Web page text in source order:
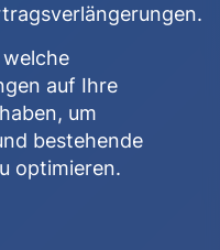
auf Ihre
um
bestehende
optimieren.